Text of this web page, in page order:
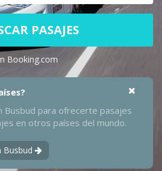
PASAJES
Booking.com
Busbud para ofrecerte pasajes
en otros países del mundo.
Busbud